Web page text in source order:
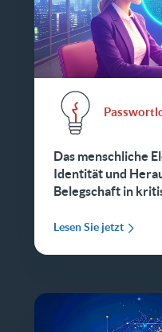
Das menschliche
Identität und
Belegschaft in
Lesen Sie jetzt